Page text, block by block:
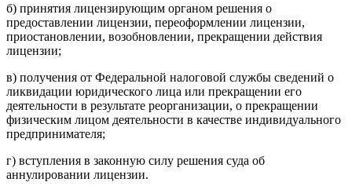
б) принятия лицензирующим органом решения о
предоставлении лицензии, переоформлении лицензии,
приостановлении, возобновлении, прекращении действия
лицензии;
в) получения от Федеральной налоговой службы сведений о
ликвидации юридического лица или прекращении его
деятельности в результате реорганизации, о прекращении
физическим лицом деятельности в качестве индивидуального
предпринимателя;
г) вступления в законную силу решения суда об
аннулировании лицензии.